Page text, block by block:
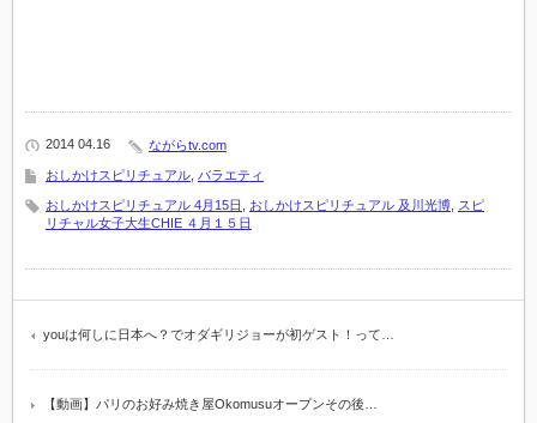
2014 04.16 ながらtv.com
おしかけスピリチュアル バラエティ
おしかけスピリチュアル 4月15日 おしかけスピリチュアル 及川光博 スピ
リチャル女子大生CHIE ４月１５日
youは何しに日本へ？でオダギリジョーが初ゲスト！って…
【動画】パリのお好み焼き屋Okomusuオープンその後…